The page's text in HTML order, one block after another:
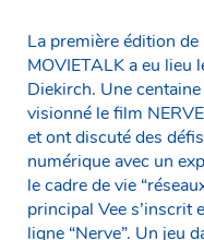
La première édition de
MOVIETALK a eu lieu
Diekirch. Une
visionné le film
et ont discuté des
numérique avec un
le cadre de vie
principal Vee s’inscrit
ligne “Nerve”. Un jeu